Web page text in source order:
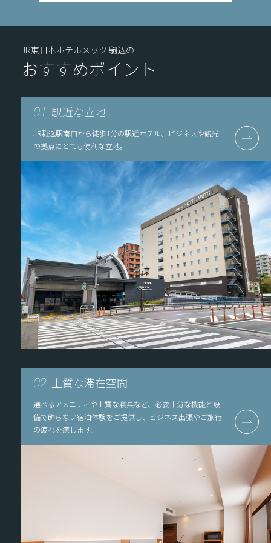
JR東日本ホテルメッツ 駒込の
おすすめポイント
01. 駅近な立地
JR駒込駅南口から徒歩1分の駅近ホテル。ビジネスや観光
の拠点にとても便利な立地。
02. 上質な滞在空間
選べるアメニティや上質な寝具など、必要十分な機能と設
備で飾らない宿泊体験をご提供し、ビジネス出張やご旅行
の疲れを癒します。